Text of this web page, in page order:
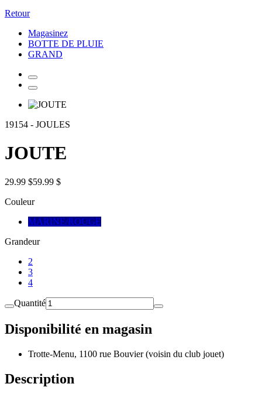
Retour
Magasinez
BOTTE DE PLUIE
GRAND
19154 - JOULES
JOUTE
29.99 $59.99 $
Couleur
MARINE/ROUGE
Grandeur
2
3
4
Quantité
Disponibilité en magasin
Trotte-Menu, 1100 rue Bouvier (voisin du club jouet)
Description